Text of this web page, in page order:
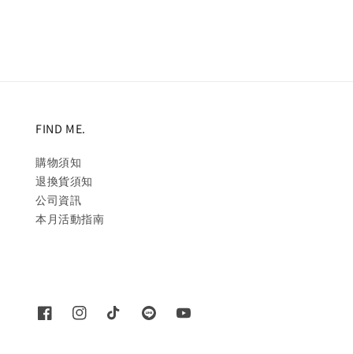
FIND ME.
購物須知
退換貨須知
公司資訊
本月活動指南